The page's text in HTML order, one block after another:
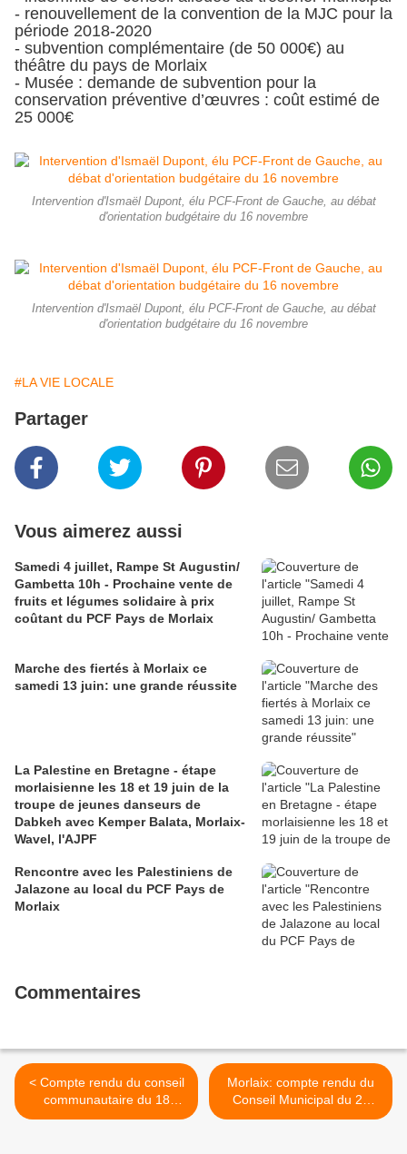
- renouvellement de la convention de la MJC pour la
période 2018-2020
- subvention complémentaire (de 50 000€) au
théâtre du pays de Morlaix
- Musée : demande de subvention pour la
conservation préventive d’œuvres : coût estimé de
25 000€
Intervention d'Ismaël Dupont, élu PCF-Front de Gauche, au débat
d'orientation budgétaire du 16 novembre
Intervention d'Ismaël Dupont, élu PCF-Front de Gauche, au débat
d'orientation budgétaire du 16 novembre
#LA VIE LOCALE
Partager
Vous aimerez aussi
Samedi 4 juillet, Rampe St Augustin/
Gambetta 10h - Prochaine vente de
fruits et légumes solidaire à prix
coûtant du PCF Pays de Morlaix
Marche des fiertés à Morlaix ce
samedi 13 juin: une grande réussite
La Palestine en Bretagne - étape
morlaisienne les 18 et 19 juin de la
troupe de jeunes danseurs de
Dabkeh avec Kemper Balata, Morlaix-
Wavel, l'AJPF
Rencontre avec les Palestiniens de
Jalazone au local du PCF Pays de
Morlaix
Commentaires
< Compte rendu du conseil
communautaire du 18
décembre 2017 de Morlaix-
Morlaix: compte rendu du
Conseil Municipal du 20
décembre 2017 par